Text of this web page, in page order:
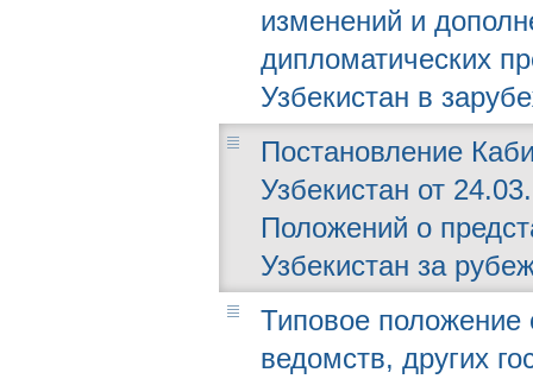
изменений и
дипломатических
Узбекистан в
Постановление
Узбекистан от
Положений о
Узбекистан за
Типовое положение
ведомств, других